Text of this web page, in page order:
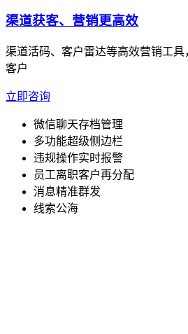
渠道获客、营销更高效
渠道活码、客户雷达等高效营销工
客户
立即咨询
微信聊天存档管理
多功能超级侧边栏
违规操作实时报警
员工离职客户再分配
消息精准群发
线索公海